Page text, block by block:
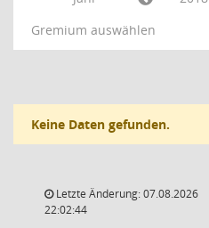
Gremium auswählen
Keine Daten gefunden.
Letzte Änderung: 07.08.2026
22:02:44